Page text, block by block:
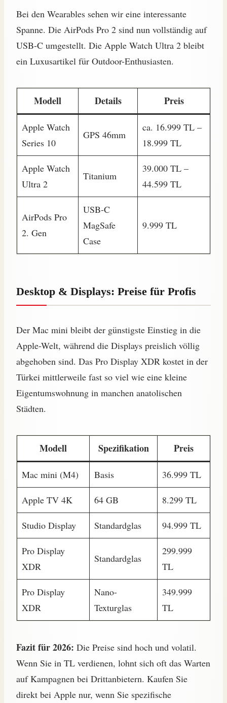
Bei den Wearables sehen wir eine interessante
Spanne. Die AirPods Pro 2 sind nun vollständig auf
USB-C umgestellt. Die Apple Watch Ultra 2 bleibt
ein Luxusartikel für Outdoor-Enthusiasten.
Modell Details Preis
Apple Watch
Series 10
GPS 46mm
ca. 16.999 TL –
18.999 TL
Apple Watch
Ultra 2
Titanium
39.000 TL –
44.599 TL
AirPods Pro
2. Gen
USB-C
MagSafe
Case
9.999 TL
Desktop & Displays: Preise für Profis
Der Mac mini bleibt der günstigste Einstieg in die
Apple-Welt, während die Displays preislich völlig
abgehoben sind. Das Pro Display XDR kostet in der
Türkei mittlerweile fast so viel wie eine kleine
Eigentumswohnung in manchen anatolischen
Städten.
Modell Spezifikation Preis
Mac mini (M4) Basis 36.999 TL
Apple TV 4K 64 GB 8.299 TL
Studio Display Standardglas 94.999 TL
Pro Display
XDR
Standardglas
299.999
TL
Pro Display
XDR
Nano-
Texturglas
349.999
TL
Fazit für 2026: Die Preise sind hoch und volatil.
Wenn Sie in TL verdienen, lohnt sich oft das Warten
auf Kampagnen bei Drittanbietern. Kaufen Sie
direkt bei Apple nur, wenn Sie spezifische